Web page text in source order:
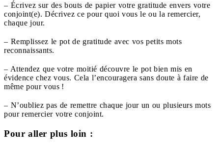
– Écrivez sur des bouts de papier votre gratitude envers votre
conjoint(e). Décrivez ce pour quoi vous le ou la remercier,
chaque jour.
– Remplissez le pot de gratitude avec vos petits mots
reconnaissants.
– Attendez que votre moitié découvre le pot bien mis en
évidence chez vous. Cela l’encouragera sans doute à faire de
même pour vous !
– N’oubliez pas de remettre chaque jour un ou plusieurs mots
pour remercier votre conjoint.
Pour aller plus loin :